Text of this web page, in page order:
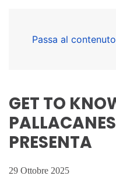
Passa al
GET TO
PRESENTA
29 Ottobre 2025